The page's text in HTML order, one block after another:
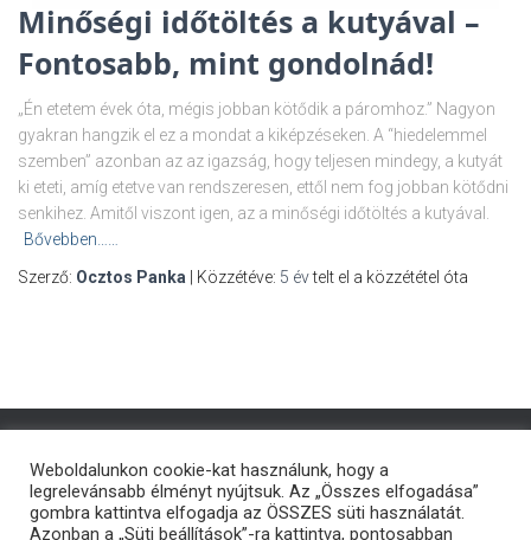
Minőségi időtöltés a kutyával –
Fontosabb, mint gondolnád!
„Én etetem évek óta, mégis jobban kötődik a páromhoz.” Nagyon
gyakran hangzik el ez a mondat a kiképzéseken. A “hiedelemmel
szemben” azonban az az igazság, hogy teljesen mindegy, a kutyát
ki eteti, amíg etetve van rendszeresen, ettől nem fog jobban kötődni
senkihez. Amitől viszont igen, az a minőségi időtöltés a kutyával.
Bővebben……
Szerző: Ocztos Panka | Közzétéve: 5 évtelt el a közzététel óta
Weboldalunkon cookie-kat használunk, hogy a
legrelevánsabb élményt nyújtsuk. Az „Összes elfogadása”
gombra kattintva elfogadja az ÖSSZES süti használatát.
Azonban a „Süti beállítások”-ra kattintva, pontosabban